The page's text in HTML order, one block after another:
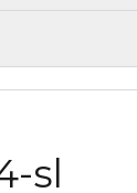
sl